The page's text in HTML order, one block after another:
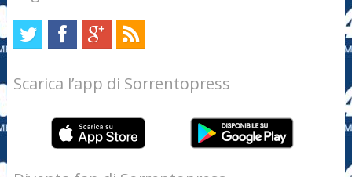
Scarica l’app di Sorrentopress